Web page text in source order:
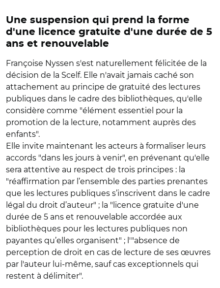
Une suspension qui prend la forme
d'une licence gratuite d'une durée de 5
ans et renouvelable
Françoise Nyssen s'est naturellement félicitée de la
décision de la Scelf. Elle n'avait jamais caché son
attachement au principe de gratuité des lectures
publiques dans le cadre des bibliothèques, qu'elle
considère comme "élément essentiel pour la
promotion de la lecture, notamment auprès des
enfants".
Elle invite maintenant les acteurs à formaliser leurs
accords "dans les jours à venir", en prévenant qu'elle
sera attentive au respect de trois principes : la
"réaffirmation par l’ensemble des parties prenantes
que les lectures publiques s’inscrivent dans le cadre
légal du droit d’auteur" ; la "licence gratuite d'une
durée de 5 ans et renouvelable accordée aux
bibliothèques pour les lectures publiques non
payantes qu’elles organisent" ; l'"absence de
perception de droit en cas de lecture de ses œuvres
par l'auteur lui-même, sauf cas exceptionnels qui
restent à délimiter".